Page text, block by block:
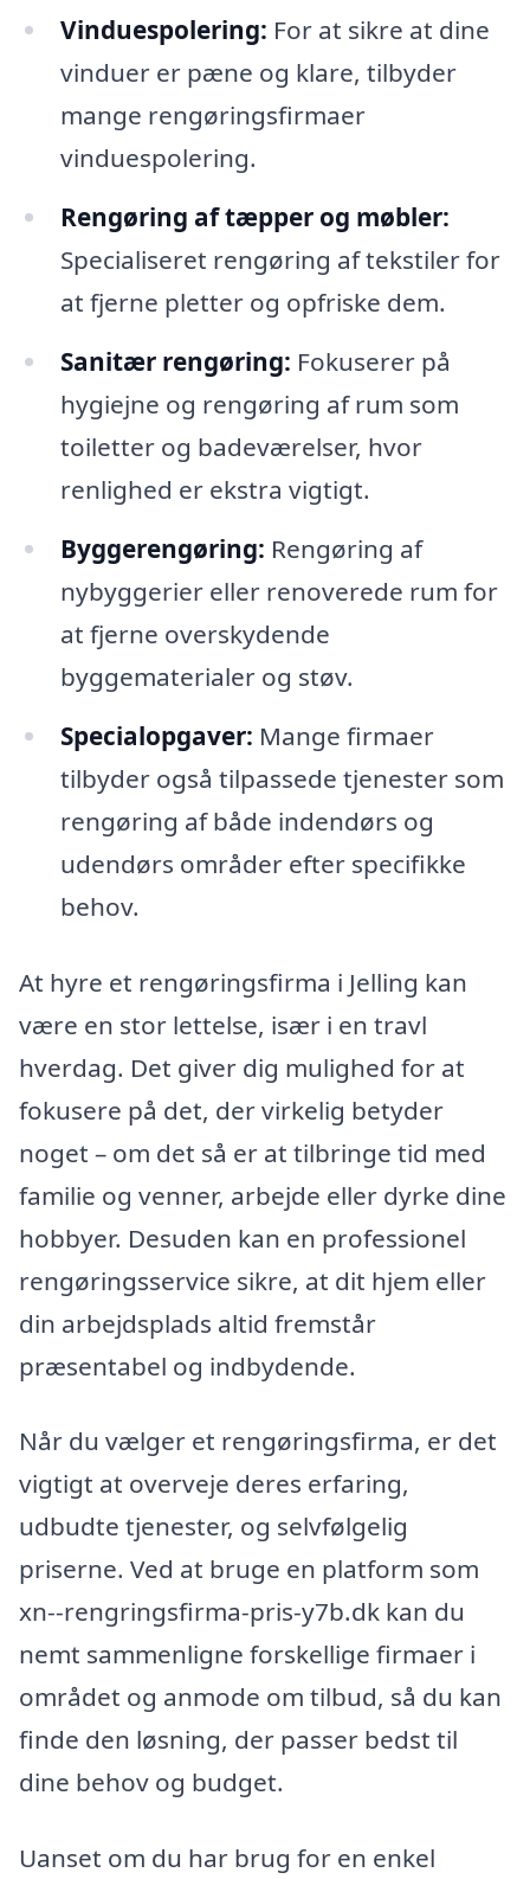
Vinduespolering: For at sikre at dine
vinduer er pæne og klare, tilbyder
mange rengøringsfirmaer
vinduespolering.
Rengøring af tæpper og møbler:
Specialiseret rengøring af tekstiler for
at fjerne pletter og opfriske dem.
Sanitær rengøring: Fokuserer på
hygiejne og rengøring af rum som
toiletter og badeværelser, hvor
renlighed er ekstra vigtigt.
Byggerengøring: Rengøring af
nybyggerier eller renoverede rum for
at fjerne overskydende
byggematerialer og støv.
Specialopgaver: Mange firmaer
tilbyder også tilpassede tjenester som
rengøring af både indendørs og
udendørs områder efter specifikke
behov.
At hyre et rengøringsfirma i Jelling kan
være en stor lettelse, især i en travl
hverdag. Det giver dig mulighed for at
fokusere på det, der virkelig betyder
noget – om det så er at tilbringe tid med
familie og venner, arbejde eller dyrke dine
hobbyer. Desuden kan en professionel
rengøringsservice sikre, at dit hjem eller
din arbejdsplads altid fremstår
præsentabel og indbydende.
Når du vælger et rengøringsfirma, er det
vigtigt at overveje deres erfaring,
udbudte tjenester, og selvfølgelig
priserne. Ved at bruge en platform som
xn--rengringsfirma-pris-y7b.dk kan du
nemt sammenligne forskellige firmaer i
området og anmode om tilbud, så du kan
finde den løsning, der passer bedst til
dine behov og budget.
Uanset om du har brug for en enkel